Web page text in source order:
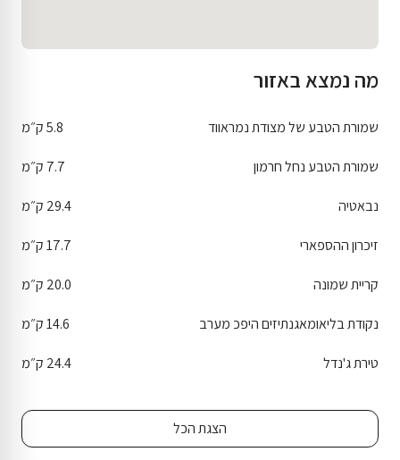
מה נמצא באזור
שמורת הטבע של מצודת נמראווד 5.8 ק״מ
שמורת הטבע נחל חרמון 7.7 ק״מ
נבאטיה 29.4 ק״מ
זיכרון ההספארי 17.7 ק״מ
קריית שמונה 20.0 ק״מ
נקודת בליאומאגנתיזים היפכ מערב 14.6 ק״מ
טירת ג'נדל 24.4 ק״מ
הצגת הכל